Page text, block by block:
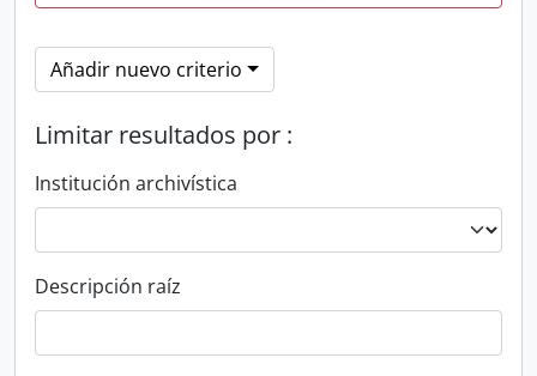
Añadir nuevo criterio
Limitar resultados por :
Institución archivística
Descripción raíz